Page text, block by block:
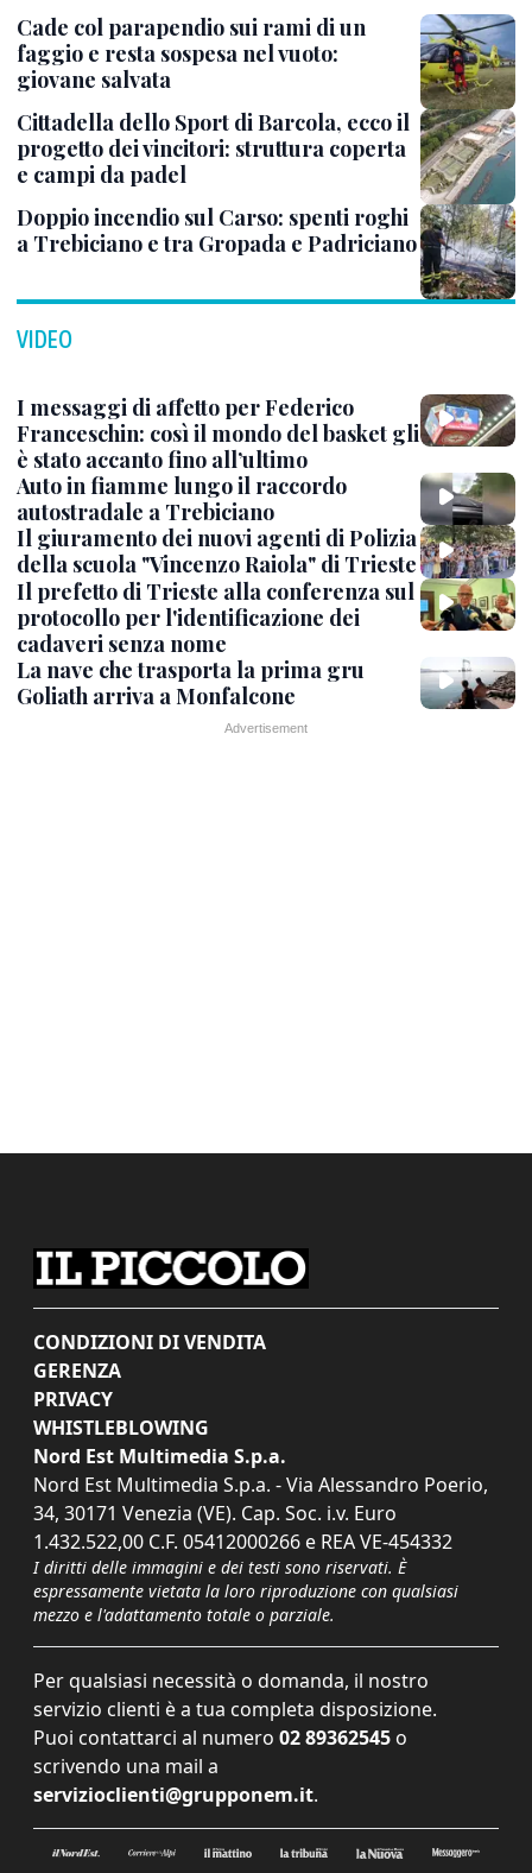
Cade col parapendio sui rami di un
faggio e resta sospesa nel vuoto:
giovane salvata
Cittadella dello Sport di Barcola, ecco il
progetto dei vincitori: struttura coperta
e campi da padel
Doppio incendio sul Carso: spenti roghi
a Trebiciano e tra Gropada e Padriciano
VIDEO
I messaggi di affetto per Federico
Franceschin: così il mondo del basket gli
è stato accanto fino all’ultimo
Auto in fiamme lungo il raccordo
autostradale a Trebiciano
Il giuramento dei nuovi agenti di Polizia
della scuola "Vincenzo Raiola" di Trieste
Il prefetto di Trieste alla conferenza sul
protocollo per l'identificazione dei
cadaveri senza nome
La nave che trasporta la prima gru
Goliath arriva a Monfalcone
CONDIZIONI DI VENDITA
GERENZA
PRIVACY
WHISTLEBLOWING
Nord Est Multimedia S.p.a.
Nord Est Multimedia S.p.a. - Via Alessandro Poerio,
34, 30171 Venezia (VE). Cap. Soc. i.v. Euro
1.432.522,00 C.F. 05412000266 e REA VE-454332
I diritti delle immagini e dei testi sono riservati. È
espressamente vietata la loro riproduzione con qualsiasi
mezzo e l'adattamento totale o parziale.
Per qualsiasi necessità o domanda, il nostro
servizio clienti è a tua completa disposizione.
Puoi contattarci al numero 02 89362545 o
scrivendo una mail a
servizioclienti@grupponem.it.